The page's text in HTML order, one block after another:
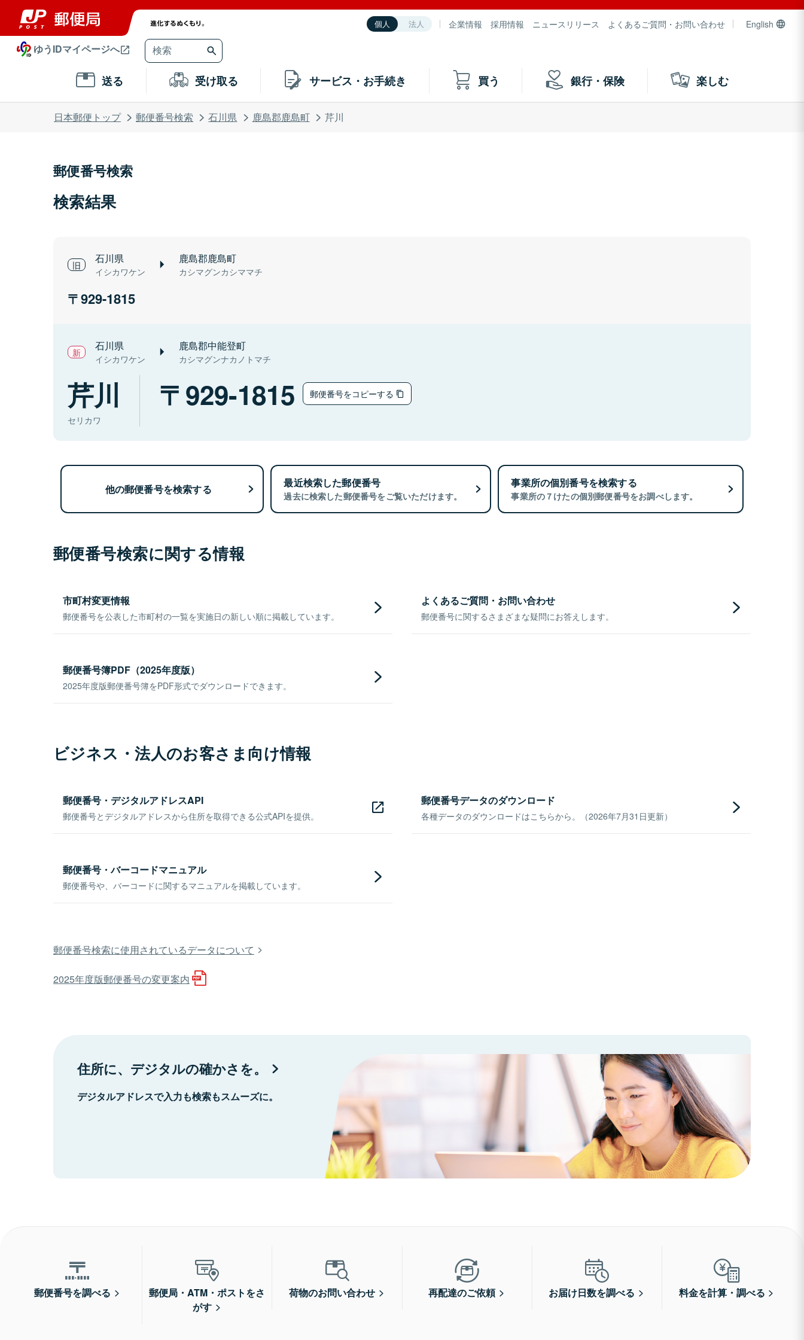
個人 法人 企業情報 採用情報 ニュースリリース よくあるご質問・お問い合わせ English
ゆうIDマイページへ
送る 受け取る サービス・お手続き 買う 銀行・保険 楽しむ
日本郵便トップ 郵便番号検索 石川県 鹿島郡鹿島町 芹川
郵便番号検索
検索結果
石川県
イシカワケン
鹿島郡鹿島町
カシマグンカシママチ
929-1815
石川県
イシカワケン
鹿島郡中能登町
カシマグンナカノトマチ
芹川
セリカワ
929-1815 郵便番号をコピーする
他の郵便番号を検索する 最近検索した郵便番号
過去に検索した郵便番号をご覧いただけます。
事業所の個別番号を検索する
事業所の７けたの個別郵便番号をお調べします。
郵便番号検索に関する情報
市町村変更情報
郵便番号を公表した市町村の一覧を実施日の新しい順に掲載しています。
よくあるご質問・お問い合わせ
郵便番号に関するさまざまな疑問にお答えします。
郵便番号簿PDF（2025年度版）
2025年度版郵便番号簿をPDF形式でダウンロードできます。
ビジネス・法人のお客さま向け情報
郵便番号・デジタルアドレスAPI
郵便番号とデジタルアドレスから住所を取得できる公式APIを提供。
郵便番号データのダウンロード
各種データのダウンロードはこちらから。（2026年7月31日更新）
郵便番号・バーコードマニュアル
郵便番号や、バーコードに関するマニュアルを掲載しています。
郵便番号検索に使用されているデータについて
2025年度版郵便番号の変更案内
住所に、デジタルの確かさを。
デジタルアドレスで入力も検索もスムーズに。
郵便番号を調べる
郵便局・ATM・ポストをさ
がす
荷物のお問い合わせ 再配達のご依頼 お届け日数を調べる 料金を計算・調べる